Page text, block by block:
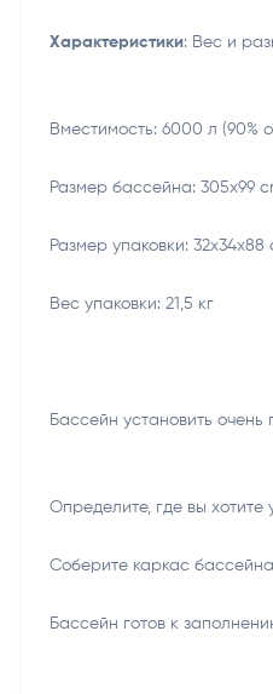
Характеристики: Вес и
Вместимость: 6000 л (90%
Размер бассейна: 305x99
Размер упаковки: 32x34x88
Вес упаковки: 21,5 кг
Бассейн установить очень
Определите, где вы хотите
Соберите каркас бассейна
Бассейн готов к